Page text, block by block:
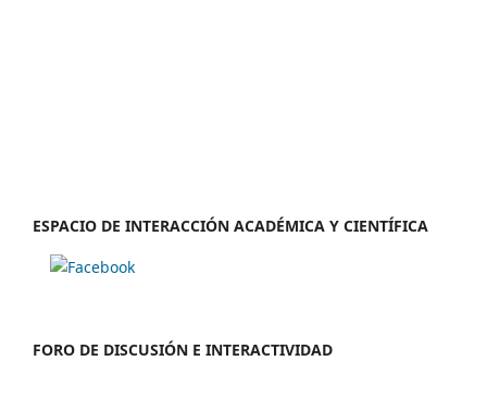
ESPACIO DE INTERACCIÓN ACADÉMICA Y CIENTÍFICA
FORO DE DISCUSIÓN E INTERACTIVIDAD